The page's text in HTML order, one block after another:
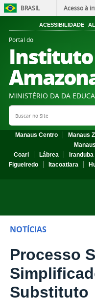
BRASIL Acesso à
ACESSIBILIDADE
Portal do
Instituto
MINISTÉRIO DA DA
Search Site
Manaus Centro Manaus
Coari
Lábrea Iranduba
Figueiredo
Itacoatiara
NOTÍCIAS
Processo
Substituto